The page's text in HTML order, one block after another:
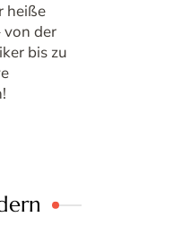
heiße
von der
bis zu